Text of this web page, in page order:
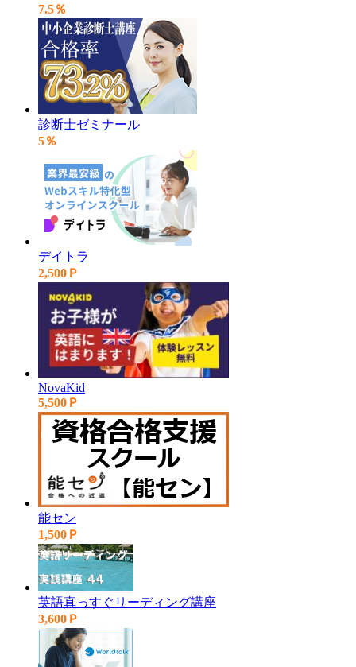
7.5％
診断士ゼミナール
5％
デイトラ
2,500Ｐ
NovaKid
5,500Ｐ
能セン
1,500Ｐ
英語真っすぐリーディング講座
3,600Ｐ